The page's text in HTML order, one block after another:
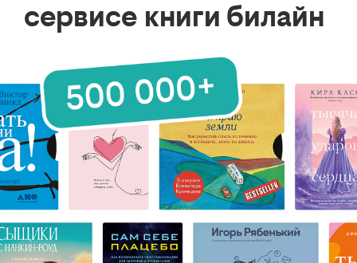
сервисе книги билайн